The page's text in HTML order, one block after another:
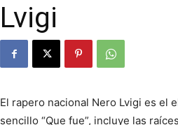
Lvigi
El rapero nacional Nero Lvigi es el
sencillo “Que fue”, incluye las